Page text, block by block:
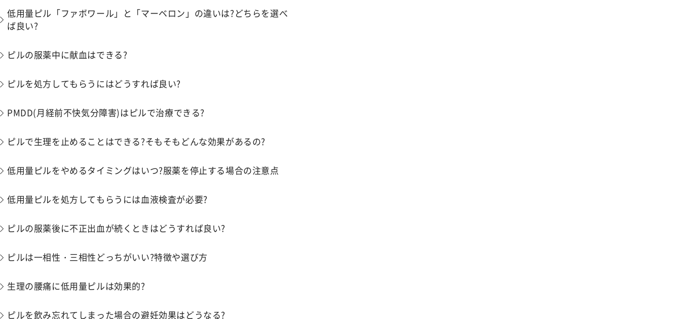
低用量ピル「ファボワール」と「マーベロン」の違いは?どちらを選べ
ば良い?
ピルの服薬中に献血はできる?
ピルを処方してもらうにはどうすれば良い?
PMDD(月経前不快気分障害)はピルで治療できる?
ピルで生理を止めることはできる?そもそもどんな効果があるの?
低用量ピルをやめるタイミングはいつ?服薬を停止する場合の注意点
低用量ピルを処方してもらうには血液検査が必要?
ピルの服薬後に不正出血が続くときはどうすれば良い?
ピルは一相性・三相性どっちがいい?特徴や選び方
生理の腰痛に低用量ピルは効果的?
ピルを飲み忘れてしまった場合の避妊効果はどうなる?